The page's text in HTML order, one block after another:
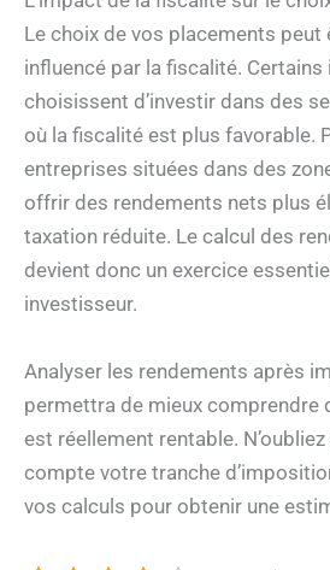
Le choix de vos placements
influencé par la fiscalité.
choisissent d’investir dans des
où la fiscalité est plus favorable.
entreprises situées dans des
offrir des rendements nets plus
taxation réduite. Le calcul des
devient donc un exercice
investisseur.
Analyser les rendements après
permettra de mieux comprendre
est réellement rentable.
compte votre tranche
vos calculs pour obtenir une